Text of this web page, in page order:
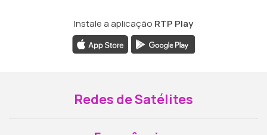
Instale a aplicação RTP Play
Redes de Satélites